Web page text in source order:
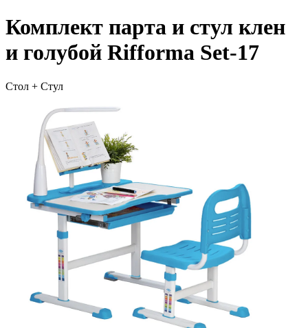
Комплект парта и стул клен
и голубой Rifforma Set-17
Стол + Стул